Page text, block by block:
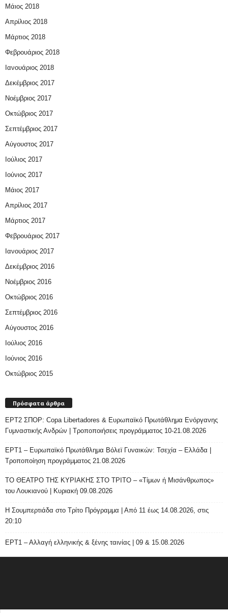
Μάιος 2018
Απρίλιος 2018
Μάρτιος 2018
Φεβρουάριος 2018
Ιανουάριος 2018
Δεκέμβριος 2017
Νοέμβριος 2017
Οκτώβριος 2017
Σεπτέμβριος 2017
Αύγουστος 2017
Ιούλιος 2017
Ιούνιος 2017
Μάιος 2017
Απρίλιος 2017
Μάρτιος 2017
Φεβρουάριος 2017
Ιανουάριος 2017
Δεκέμβριος 2016
Νοέμβριος 2016
Οκτώβριος 2016
Σεπτέμβριος 2016
Αύγουστος 2016
Ιούλιος 2016
Ιούνιος 2016
Οκτώβριος 2015
Πρόσφατα άρθρα
ΕΡΤ2 ΣΠΟΡ: Copa Libertadores & Ευρωπαϊκό Πρωτάθλημα Ενόργανης
Γυμναστικής Ανδρών | Τροποποιήσεις προγράμματος 10-21.08.2026
ΕΡΤ1 – Ευρωπαϊκό Πρωτάθλημα Βόλεϊ Γυναικών: Τσεχία – Ελλάδα |
Τροποποίηση προγράμματος 21.08.2026
ΤΟ ΘΕΑΤΡΟ ΤΗΣ ΚΥΡΙΑΚΗΣ ΣΤΟ ΤΡΙΤΟ – «Τίμων ή Μισάνθρωπος»
του Λουκιανού | Κυριακή 09.08.2026
H Σουμπερτιάδα στο Τρίτο Πρόγραμμα | Από 11 έως 14.08.2026, στις
20:10
ΕΡΤ1 – Αλλαγή ελληνικής & ξένης ταινίας | 09 & 15.08.2026